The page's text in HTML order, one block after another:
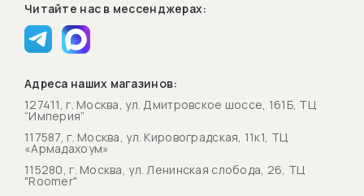
Читайте нас в мессенджерах:
Адреса наших магазинов:
127411, г. Москва, ул. Дмитровское шоссе, 161Б, ТЦ
“Империя”
117587, г. Москва, ул. Кировоградская, 11к1, ТЦ
«Армадахоум»
115280, г. Москва, ул. Ленинская слобода, 26, ТЦ
"Roomer"